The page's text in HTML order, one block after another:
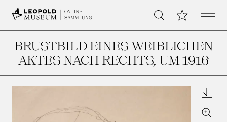
ONLINE
SAMMLUNG
Suche Meine Open
BRUSTBILD EINES WEIBLICHEN
AKTES NACH RECHTS, UM 1916
Zoom